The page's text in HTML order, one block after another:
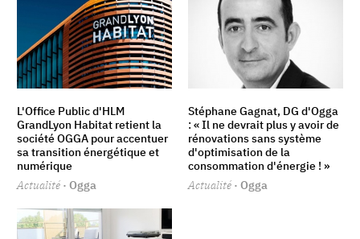
L'Office Public d'HLM
GrandLyon Habitat retient la
société OGGA pour accentuer
sa transition énergétique et
numérique
Actualité · Ogga
Stéphane Gagnat, DG d'Ogga
: « Il ne devrait plus y avoir de
rénovations sans système
d'optimisation de la
consommation d'énergie ! »
Actualité · Ogga